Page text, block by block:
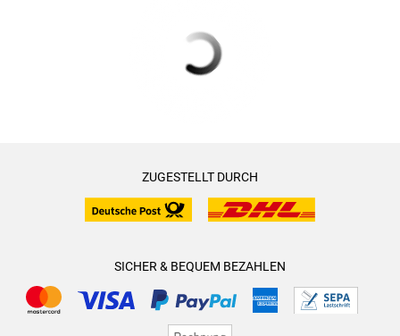
ZUGESTELLT DURCH
SICHER & BEQUEM BEZAHLEN